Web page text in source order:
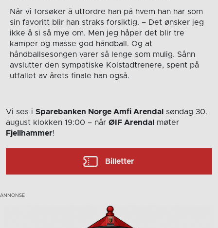
Når vi forsøker å utfordre han på hvem han har som
sin favoritt blir han straks forsiktig. – Det ønsker jeg
ikke å si så mye om. Men jeg håper det blir tre
kamper og masse god håndball. Og at
håndballsesongen varer så lenge som mulig. Sånn
avslutter den sympatiske Kolstadtrenere, spent på
utfallet av årets finale han også.
Vi ses i Sparebanken Norge Amfi Arendal
søndag 30.
august klokken 19:00 – når ØIF Arendal
møter
Fjellhammer!
Billetter